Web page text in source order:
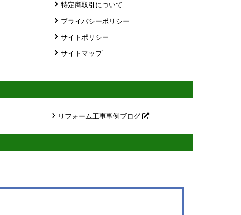
特定商取引について
プライバシーポリシー
サイトポリシー
サイトマップ
リフォーム工事事例ブログ